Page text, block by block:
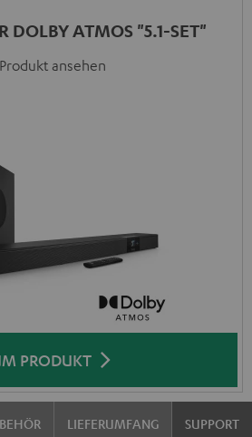
DOLBY ATMOS "5.1-SET"
ansehen
PRODUKT
LIEFERUMFANG SUPPORT